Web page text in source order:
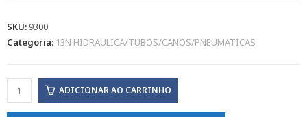
SKU:9300
Categoria: 13N HIDRAULICA/TUBOS/CANOS/PNEUMATICAS
ADICIONAR AO CARRINHO